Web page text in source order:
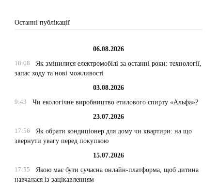
Останні публікації
06.08.2026
18:08
Як змінилися електромобілі за останні роки: технології,
запас ходу та нові можливості
03.08.2026
9:43
Чи екологічне виробництво етилового спирту «Альфа»?
23.07.2026
17:56
Як обрати кондиціонер для дому чи квартири: на що
звернути увагу перед покупкою
15.07.2026
17:55
Якою має бути сучасна онлайн-платформа, щоб дитина
навчалася із зацікавленням